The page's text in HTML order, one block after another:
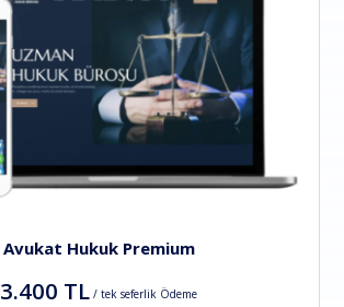
Avukat Hukuk Premium
3.400 TL / tek seferlik Ödeme